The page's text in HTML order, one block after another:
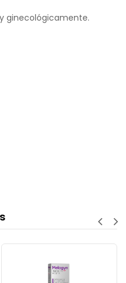
ginecológicamente.